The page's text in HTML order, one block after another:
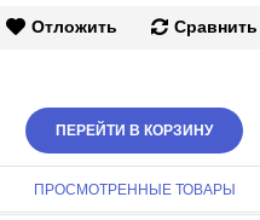
Отложить Сравнить
ПЕРЕЙТИ В КОРЗИНУ
ПРОСМОТРЕННЫЕ ТОВАРЫ